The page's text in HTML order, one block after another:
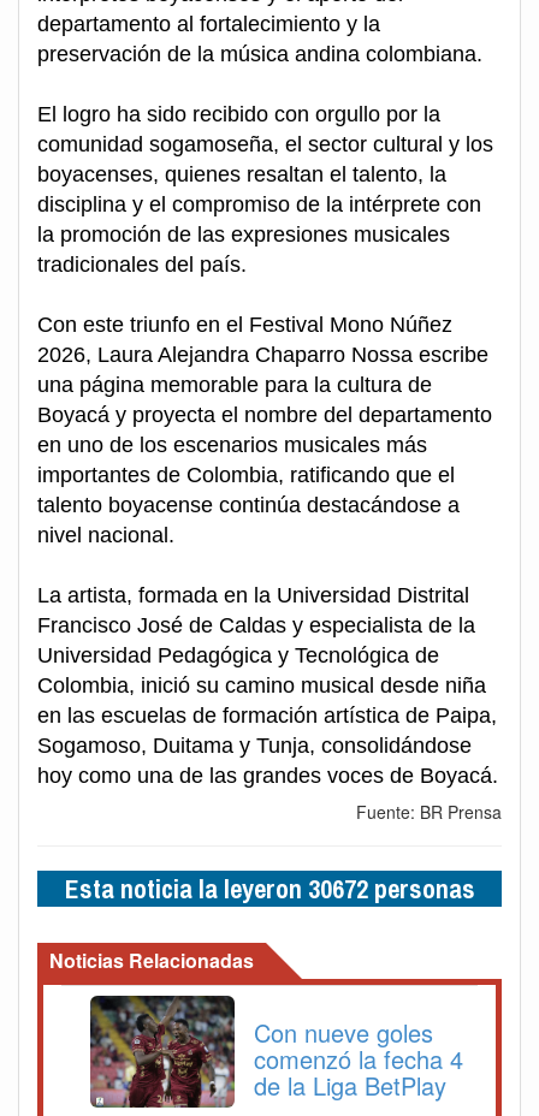
departamento al fortalecimiento y la
preservación de la música andina colombiana.
El logro ha sido recibido con orgullo por la
comunidad sogamoseña, el sector cultural y los
boyacenses, quienes resaltan el talento, la
disciplina y el compromiso de la intérprete con
la promoción de las expresiones musicales
tradicionales del país.
Con este triunfo en el Festival Mono Núñez
2026, Laura Alejandra Chaparro Nossa escribe
una página memorable para la cultura de
Boyacá y proyecta el nombre del departamento
en uno de los escenarios musicales más
importantes de Colombia, ratificando que el
talento boyacense continúa destacándose a
nivel nacional.
La artista, formada en la Universidad Distrital
Francisco José de Caldas y especialista de la
Universidad Pedagógica y Tecnológica de
Colombia, inició su camino musical desde niña
en las escuelas de formación artística de Paipa,
Sogamoso, Duitama y Tunja, consolidándose
hoy como una de las grandes voces de Boyacá.
Fuente: BR Prensa
Esta noticia la leyeron 30672 personas
Noticias Relacionadas
Con nueve goles
comenzó la fecha 4
de la Liga BetPlay